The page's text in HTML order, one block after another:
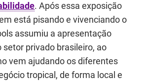
. Após essa exposição
está pisando e vivenciando o
assumiu a apresentação
setor privado brasileiro, ao
vem ajudando os diferentes
tropical, de forma local e